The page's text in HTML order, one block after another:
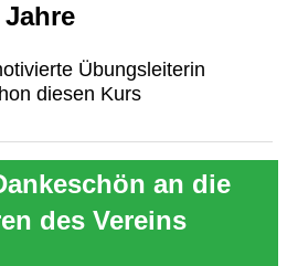
Jahre
Übungsleiterin
diesen Kurs
an die
des Vereins